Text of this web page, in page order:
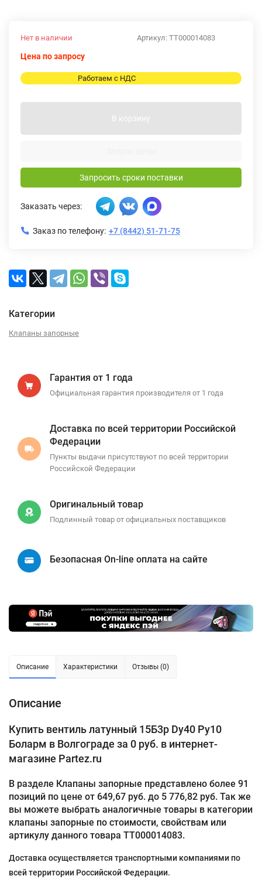
Артикул: ТТ000014083
Нет в наличии
Цена по запросу
Работаем с НДС
В корзину
Запросить сроки поставки
Заказать через:
Заказ по телефону: +7 (8442) 51-71-75
Категории
Клапаны запорные
Гарантия от 1 года
Официальная гарантия производителя от 1 года
Доставка по всей территории Российской
Федерации
Пункты выдачи присутствуют по всей территории
Российской Федерации
Оригинальный товар
Подлинный товар от официальных поставщиков
Безопасная On-line оплата на сайте
Описание Характеристики Отзывы (0)
Описание
Купить вентиль латунный 15Б3р Dу40 Ру10
Боларм в Волгограде за 0 руб. в интернет-
магазине Partez.ru
В разделе Клапаны запорные представлено более 91
позиций по цене от 649,67 руб. до 5 776,82 руб. Так же
вы можете выбрать аналогичные товары в категории
клапаны запорные по стоимости, свойствам или
артикулу данного товара ТТ000014083.
Доставка осуществляется транспортными компаниями по
всей территории Российской Федерации.